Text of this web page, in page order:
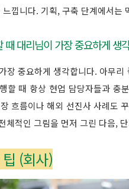
낍니다. 기획, 구축 단계에서
때 대리님이 가장 중요하게 생
장 중요하게 생각합니다. 아무
할 때 항상 현업 담당자들과 충
흐름이나 해외 선진사 사례도
체적인 그림을 먼저 그린 다음,
(회사)